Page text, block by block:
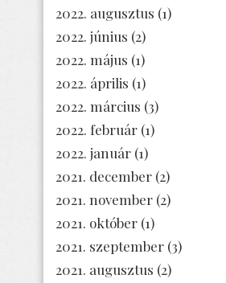
2022. augusztus (1)
2022. június (2)
2022. május (1)
2022. április (1)
2022. március (3)
2022. február (1)
2022. január (1)
2021. december (2)
2021. november (2)
2021. október (1)
2021. szeptember (3)
2021. augusztus (2)